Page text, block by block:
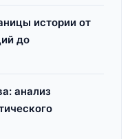
истории от
до
анализ